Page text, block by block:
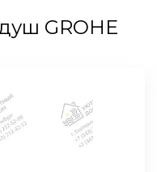
GROHE